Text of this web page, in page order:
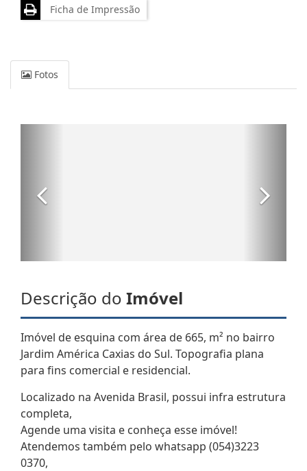
Ficha de Impressão
Fotos
Descrição do Imóvel
Imóvel de esquina com área de 665, m² no bairro
Jardim América Caxias do Sul. Topografia plana
para fins comercial e residencial.
Localizado na Avenida Brasil, possui infra estrutura
completa,
Agende uma visita e conheça esse imóvel!
Atendemos também pelo whatsapp (054)3223
0370,